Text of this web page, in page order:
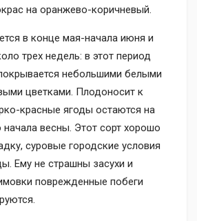
на оранжево-коричневый.
в конце мая-начала июня и
трех недель: в этот период
небольшими белыми
цветками. Плодоносит к
красные ягоды остаются на
начала весны. Этот сорт хорошо
суровые городские условия
Ему не страшны засухи и
поврежденные побеги